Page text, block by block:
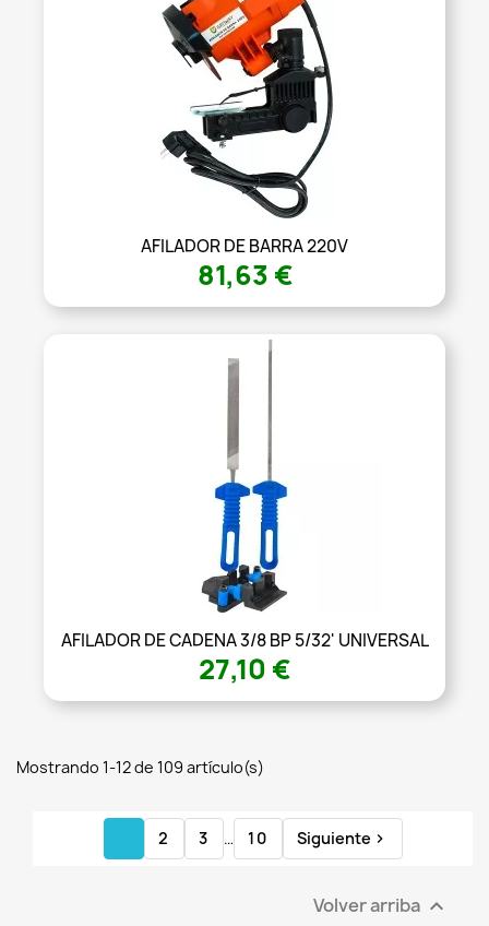
AFILADOR DE BARRA 220V
81,63 €
AFILADOR DE CADENA 3/8 BP 5/32' UNIVERSAL
27,10 €
Mostrando 1-12 de 109 artículo(s)
2 3 … 10 Siguiente 
Volver arriba 